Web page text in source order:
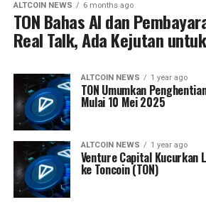
ALTCOIN NEWS 6 months ago
TON Bahas AI dan
Real Talk, Ada Kejutan
ALTCOIN NEWS 1 year ago
TON Umumkan
Mulai 10 Mei 2025
ALTCOIN NEWS 1 year ago
Venture Capital Kucurkan
ke Toncoin (TON)